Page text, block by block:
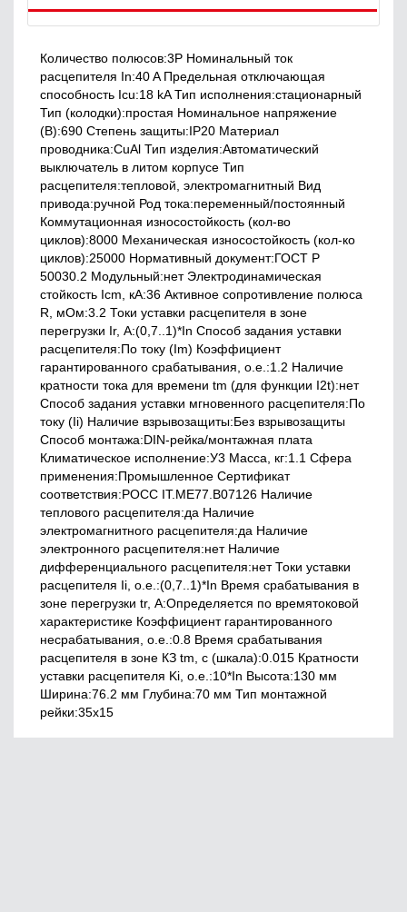
Количество полюсов:3P Номинальный ток
расцепителя In:40 A Предельная отключающая
способность Icu:18 kA Тип исполнения:стационарный
Тип (колодки):простая Номинальное напряжение
(В):690 Степень защиты:IP20 Материал
проводника:CuAl Тип изделия:Автоматический
выключатель в литом корпусе Тип
расцепителя:тепловой, электромагнитный Вид
привода:ручной Род тока:переменный/постоянный
Коммутационная износостойкость (кол-во
циклов):8000 Механическая износостойкость (кол-ко
циклов):25000 Нормативный документ:ГОСТ Р
50030.2 Модульный:нет Электродинамическая
стойкость Icm, кА:36 Активное сопротивление полюса
R, мОм:3.2 Токи уставки расцепителя в зоне
перегрузки Ir, А:(0,7..1)*In Способ задания уставки
расцепителя:По току (Im) Коэффициент
гарантированного срабатывания, о.е.:1.2 Наличие
кратности тока для времени tm (для функции I2t):нет
Способ задания уставки мгновенного расцепителя:По
току (Ii) Наличие взрывозащиты:Без взрывозащиты
Способ монтажа:DIN-рейка/монтажная плата
Климатическое исполнение:У3 Масса, кг:1.1 Сфера
применения:Промышленное Сертификат
соответствия:РОСС IT.ME77.B07126 Наличие
теплового расцепителя:да Наличие
электромагнитного расцепителя:да Наличие
электронного расцепителя:нет Наличие
дифференциального расцепителя:нет Токи уставки
расцепителя Ii, о.е.:(0,7..1)*In Время срабатывания в
зоне перегрузки tr, А:Определяется по времятоковой
характеристике Коэффициент гарантированного
несрабатывания, o.e.:0.8 Время срабатывания
расцепителя в зоне КЗ tm, с (шкала):0.015 Кратности
уставки расцепителя Ki, о.е.:10*In Высота:130 мм
Ширина:76.2 мм Глубина:70 мм Тип монтажной
рейки:35x15